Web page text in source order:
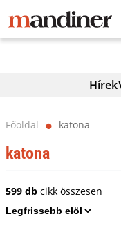
Hírek
Főoldal ⬤ katona
katona
599 dbcikk összesen